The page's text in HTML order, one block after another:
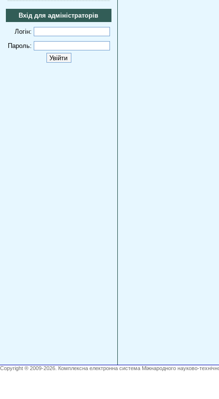
Вхід для адміністраторів
Логін:
Пароль:
Copyright ® 2009-2026. Комплексна електронна система Міжнародного науково-